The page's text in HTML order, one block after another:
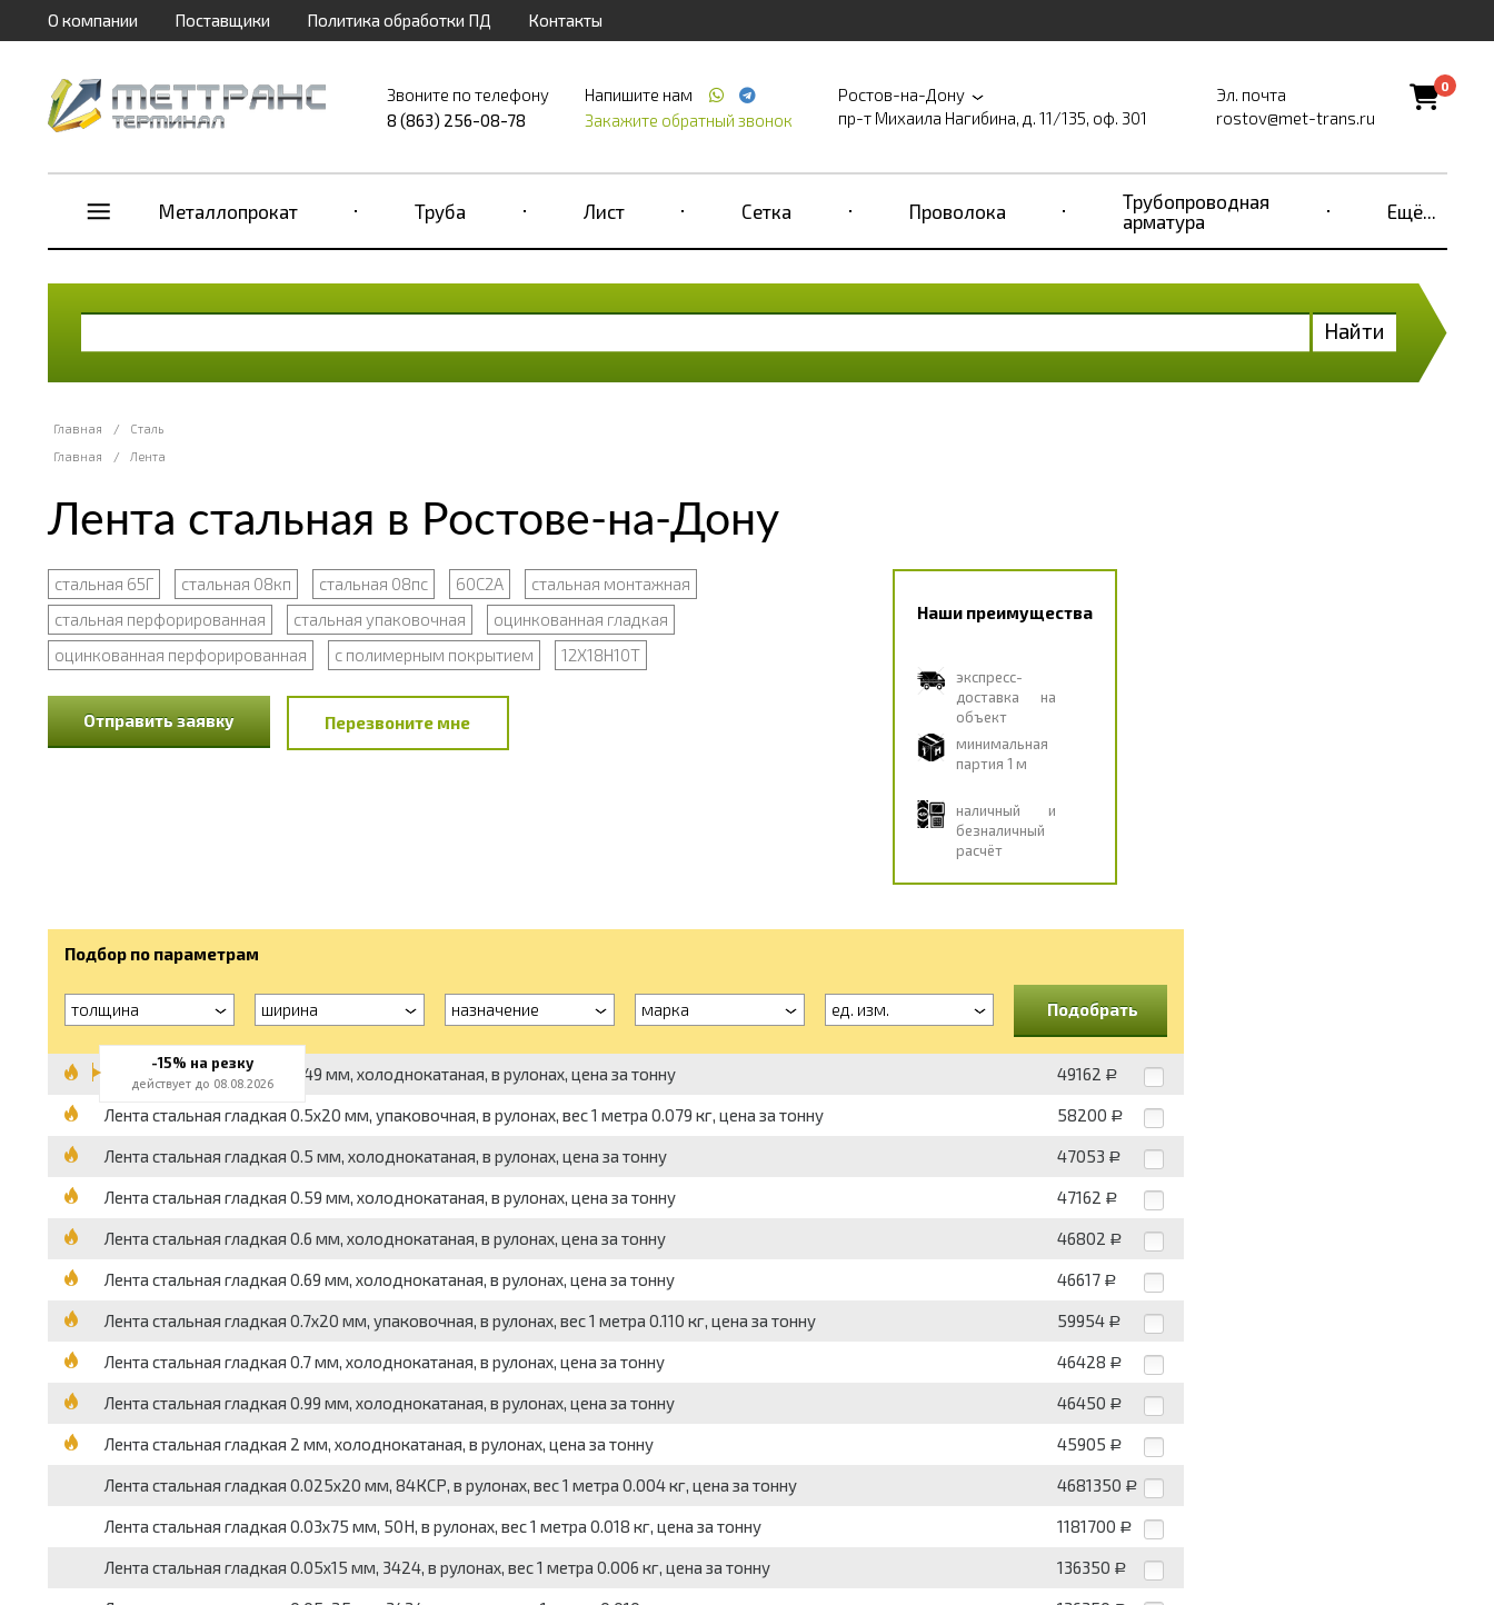
О компании Поставщики Политика обработки ПД Контакты
Звоните по телефону
8 (863) 256-08-78
Напишите нам
Закажите обратный звонок
Ростов-на-Дону
пр-т Михаила Нагибина, д. 11/135, оф. 301
Эл. почта
rostov@met-trans.ru
0
Металлопрокат Труба Лист Сетка Проволока
Трубопроводная
арматура
Ещё...
Найти
Главная /
Сталь
Главная
/ Лента
Лента стальная в Ростове-на-Дону
стальная 65Г стальная 08кп стальная 08пс 60С2А
стальная монтажная
стальная перфорированная
стальная упаковочная
оцинкованная гладкая
оцинкованная перфорированная
с полимерным покрытием 12Х18Н10Т
Отправить заявку Перезвоните мне
Наши преимущества
экспресс-
доставка на
объект
минимальная
партия 1 м
наличный и
безналичный
расчёт
Подбор по параметрам
толщина ширина назначение марка ед. изм. Подобрать
Лента стальная гладкая 0.49 мм, холоднокатаная, в рулонах, цена за тонну 49162 Р
Лента стальная гладкая 0.5x20 мм, упаковочная, в рулонах, вес 1 метра 0.079 кг, цена за тонну 58200 Р
Лента стальная гладкая 0.5 мм, холоднокатаная, в рулонах, цена за тонну 47053 Р
Лента стальная гладкая 0.59 мм, холоднокатаная, в рулонах, цена за тонну 47162 Р
Лента стальная гладкая 0.6 мм, холоднокатаная, в рулонах, цена за тонну 46802 Р
Лента стальная гладкая 0.69 мм, холоднокатаная, в рулонах, цена за тонну 46617 Р
Лента стальная гладкая 0.7x20 мм, упаковочная, в рулонах, вес 1 метра 0.110 кг, цена за тонну 59954 Р
Лента стальная гладкая 0.7 мм, холоднокатаная, в рулонах, цена за тонну 46428 Р
Лента стальная гладкая 0.99 мм, холоднокатаная, в рулонах, цена за тонну 46450 Р
Лента стальная гладкая 2 мм, холоднокатаная, в рулонах, цена за тонну 45905 Р
Лента стальная гладкая 0.025x20 мм, 84КСР, в рулонах, вес 1 метра 0.004 кг, цена за тонну 4681350 Р
Лента стальная гладкая 0.03x75 мм, 50Н, в рулонах, вес 1 метра 0.018 кг, цена за тонну 1181700 Р
Лента стальная гладкая 0.05x15 мм, 3424, в рулонах, вес 1 метра 0.006 кг, цена за тонну 136350 Р
-15% на резку
действует до 08.08.2026